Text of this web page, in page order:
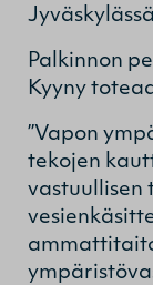
Palkinnon
Kyyny
”Vapon
tekojen
vastuullisen